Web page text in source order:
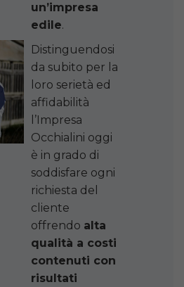
un’impresa
edile.
Distinguendosi
da subito per la
loro serietà ed
affidabilità
l’Impresa
Occhialini oggi
è in grado di
soddisfare ogni
richiesta del
cliente
offrendo alta
qualità a costi
contenuti con
risultati